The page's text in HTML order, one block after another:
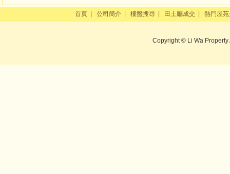
首頁 公司簡介 樓盤搜尋 田土廳成交 熱門屋
Copyright © Li Wa